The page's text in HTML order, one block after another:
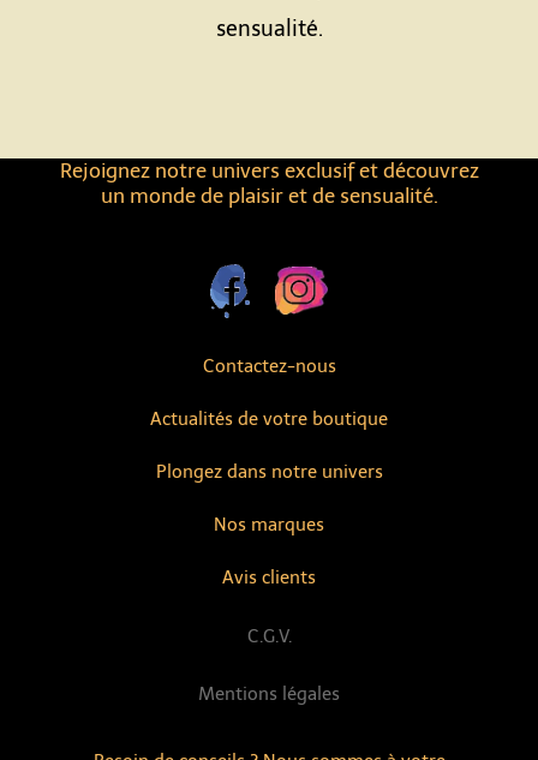
Contactez-nous
Actualités de votre boutique
Avis clients
Nos marques
Rejoignez notre univers exclusif et découvrez
un monde de plaisir et de sensualité.
Plongez dans notre univers
Mentions légales
C.G.V.
sensualité.